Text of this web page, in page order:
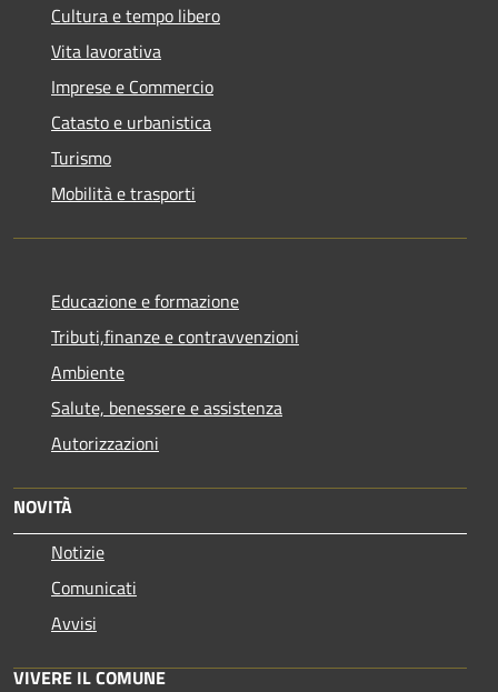
Cultura e tempo libero
Vita lavorativa
Imprese e Commercio
Catasto e urbanistica
Turismo
Mobilità e trasporti
Educazione e formazione
Tributi,finanze e contravvenzioni
Ambiente
Salute, benessere e assistenza
Autorizzazioni
NOVITÀ
Notizie
Comunicati
Avvisi
VIVERE IL COMUNE